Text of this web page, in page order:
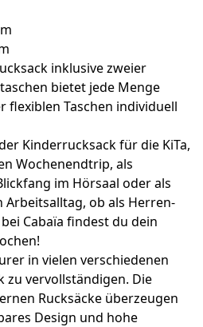
inklusive zweier
bietet jede Menge
flexiblen Taschen individuell
Kinderrucksack für die KiTa,
Wochenendtrip, als
im Hörsaal oder als
ob als Herren-
Cabaïa findest du dein
in vielen verschiedenen
zu vervollständigen. Die
Rucksäcke überzeugen
Design und hohe